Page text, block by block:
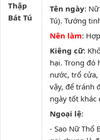
Thập
Bát Tú
Tên ngày:
Tú). Tướng
Nên làm:
Kiêng cữ:
hại. Trong đó
nước, trổ cửa,
vậy, để tránh
ngày tốt khác
Ngoại lệ:
- Sao Nữ Thổ